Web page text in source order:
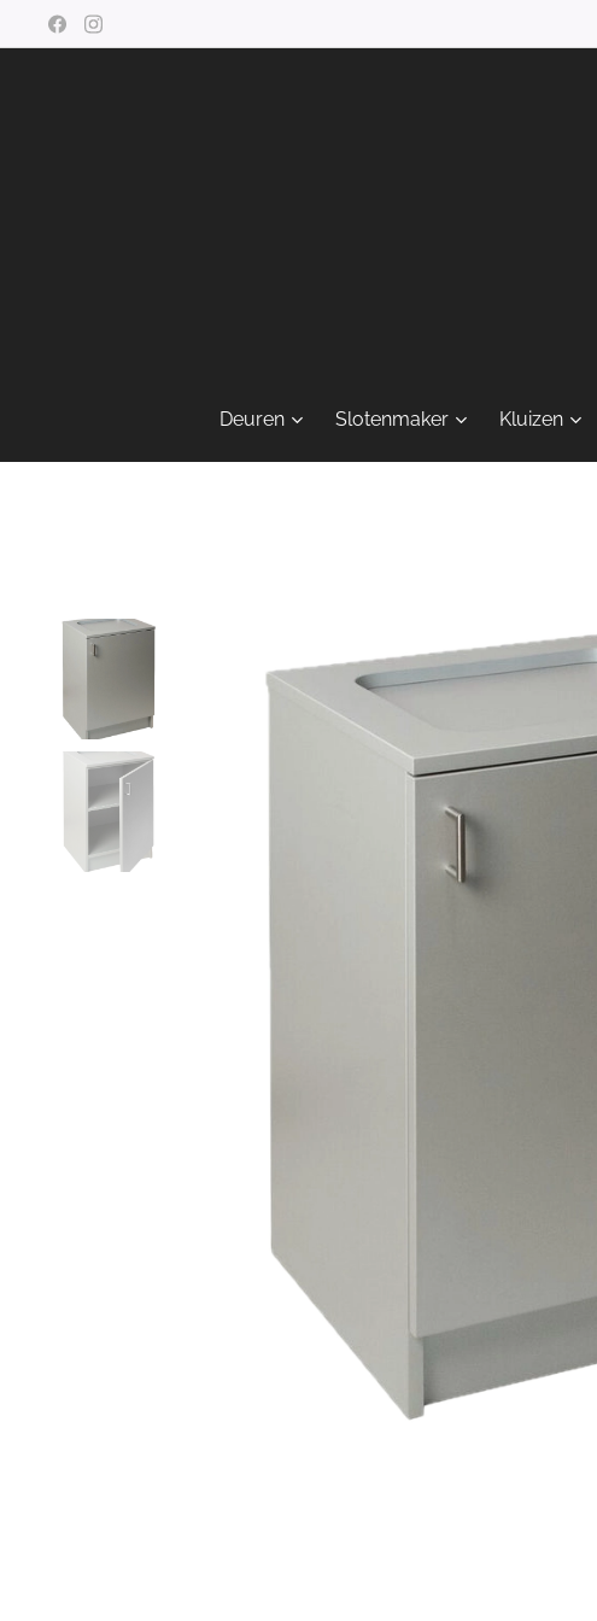
Deuren Slotenmaker Kluizen